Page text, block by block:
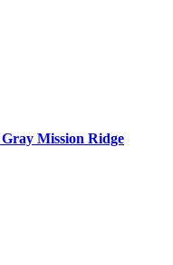
Mission Ridge